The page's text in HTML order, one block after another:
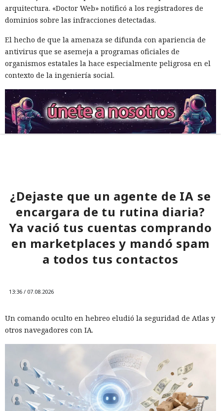
arquitectura. «Doctor Web» notificó a los registradores de
dominios sobre las infracciones detectadas.
El hecho de que la amenaza se difunda con apariencia de
antivirus que se asemeja a programas oficiales de
organismos estatales la hace especialmente peligrosa en el
contexto de la ingeniería social.
¿Dejaste que un agente de IA se
encargara de tu rutina diaria?
Ya vació tus cuentas comprando
en marketplaces y mandó spam
a todos tus contactos
13:36 / 07.08.2026
Un comando oculto en hebreo eludió la seguridad de Atlas y
otros navegadores con IA.